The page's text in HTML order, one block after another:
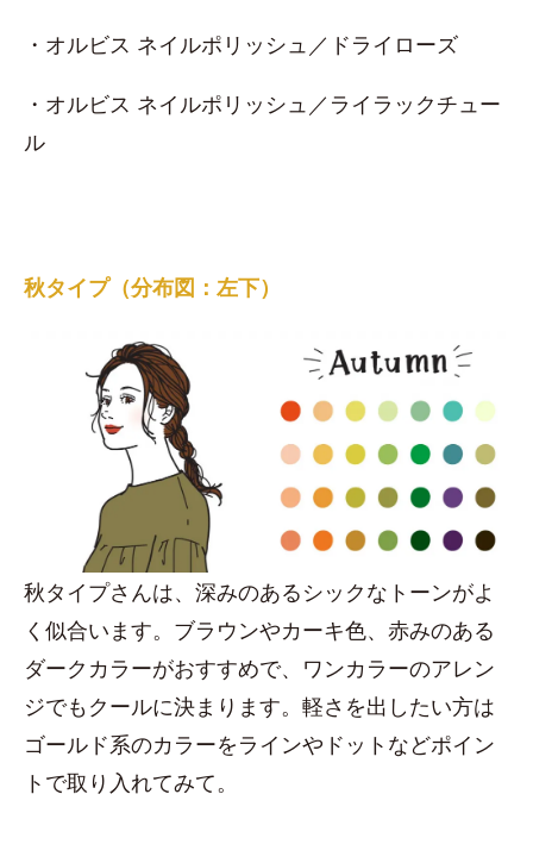
・オルビス ネイルポリッシュ／ドライローズ
・オルビス ネイルポリッシュ／ライラックチュー
ル
秋タイプ（分布図：左下）
秋タイプさんは、深みのあるシックなトーンがよ
く似合います。ブラウンやカーキ色、赤みのある
ダークカラーがおすすめで、ワンカラーのアレン
ジでもクールに決まります。軽さを出したい方は
ゴールド系のカラーをラインやドットなどポイン
トで取り入れてみて。